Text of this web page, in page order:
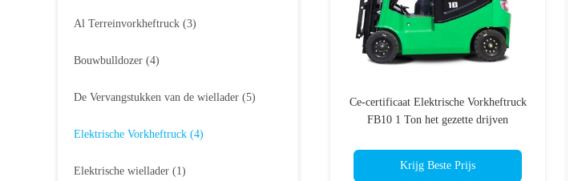
Al Terreinvorkheftruck (3)
Bouwbulldozer (4)
De Vervangstukken van de wiellader (5)
Elektrische Vorkheftruck (4)
Elektrische wiellader (1)
Ce-certificaat Elektrische Vorkheftruck
FB10 1 Ton het gezette drijven
Krijg Beste Prijs